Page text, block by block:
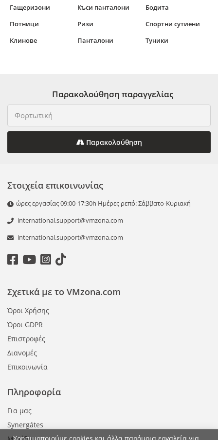
Гащеризони Къси панталони
Бодита
Потници
Ризи
Спортни сутиени
Клинове
Панталони Туники
Παρακολούθηση παραγγελίας
Παρακολούθηση
Στοιχεία επικοινωνίας
ώρες εργασίας 09:00-17:30h Ημέρες ρεπό: Σάββατο-Κυριακή
international.support@vmzona.com
international.support@vmzona.com
Πληροφορία
Για μας
Synergátes
Σχετικά με το VMzona.com
Όροι Χρήσης
Όροι GDPR
Επιστροφές
Διανομές
Επικοινωνία